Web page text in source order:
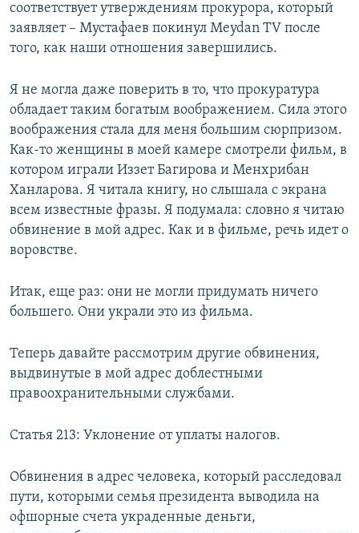
соответствует утверждениям прокурора, который
заявляет – Мустафаев покинул Meydan TV после
того, как наши отношения завершились.
Я не могла даже поверить в то, что прокуратура
обладает таким богатым воображением. Сила этого
воображения стала для меня большим сюрпризом.
Как-то женщины в моей камере смотрели фильм, в
котором играли Иззет Багирова и Менхрибан
Ханларова. Я читала книгу, но слышала с экрана
всем известные фразы. Я подумала: словно я читаю
обвинение в мой адрес. Как и в фильме, речь идет о
воровстве.
Итак, еще раз: они не могли придумать ничего
большего. Они украли это из фильма.
Теперь давайте рассмотрим другие обвинения,
выдвинутые в мой адрес доблестными
правоохранительными службами.
Статья 213: Уклонение от уплаты налогов.
Обвинения в адрес человека, который расследовал
пути, которыми семья президента выводила на
офшорные счета украденные деньги,